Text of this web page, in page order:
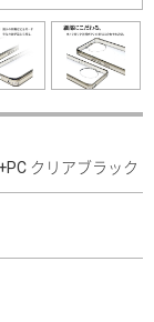
クリアブラック